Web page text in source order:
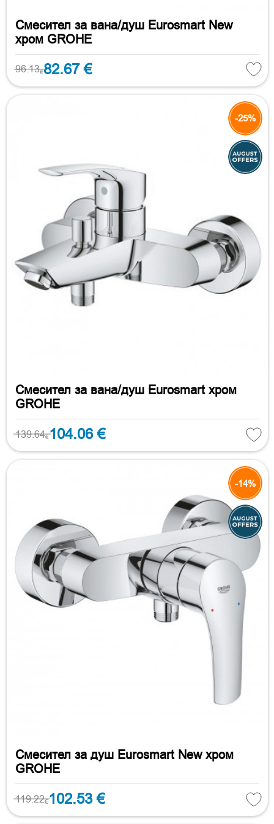
Смесител за вана/душ Eurosmart New
хром GROHE
96.13€82.67 €
-25%
Смесител за вана/душ Eurosmart хром
GROHE
139.64€104.06 €
-14%
Смесител за душ Eurosmart New хром
GROHE
119.22€102.53 €